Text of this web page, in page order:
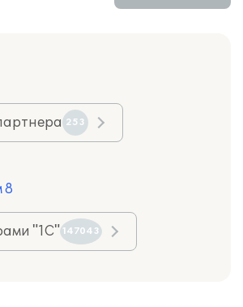
253
8
"1С" 147043